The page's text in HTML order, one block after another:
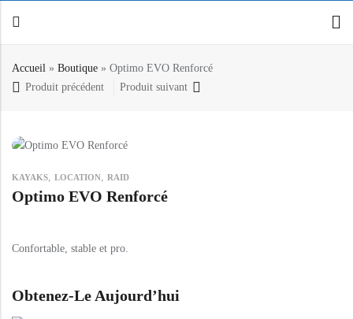
Accueil » Boutique » Optimo EVO Renforcé
Produit précédent
Produit suivant
KAYAKS LOCATION RAID
Optimo EVO Renforcé
Confortable, stable et pro.
Obtenez-Le Aujourd’hui
Canoë / Kayak
E-paddling